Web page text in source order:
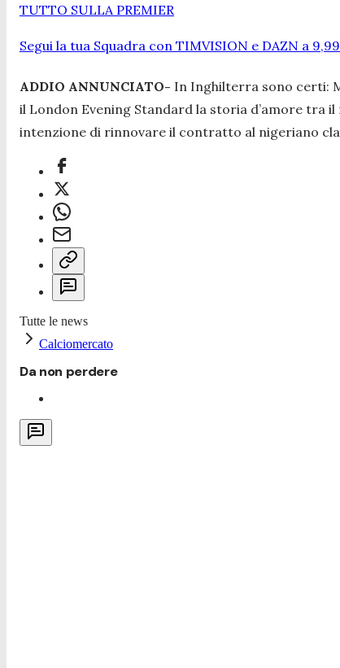
TUTTO SULLA PREMIER
Segui la tua Squadra con TIMVISION e DAZN a
ADDIO ANNUNCIATO- In Inghilterra sono certi:
il London Evening Standard la storia d’amore tra
intenzione di rinnovare il contratto al nigeriano
Tutte le news
Calciomercato
Da non perdere